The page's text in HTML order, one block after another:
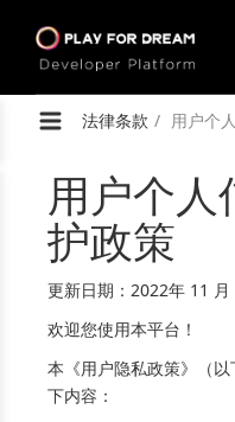
法律条款 用户个
用户个人
护政策
更新日期：2022年 11
欢迎您使用本平台！
本《用户隐私政策》（以
下内容：